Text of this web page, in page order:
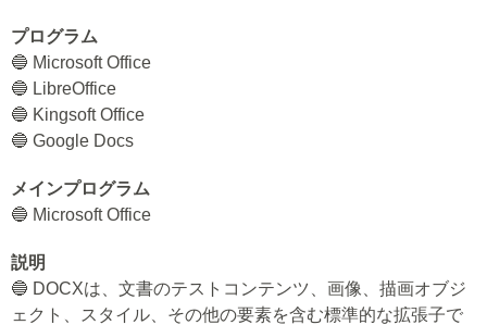
プログラム
🔵 Microsoft Office
🔵 LibreOffice
🔵 Kingsoft Office
🔵 Google Docs
メインプログラム
🔵 Microsoft Office
説明
🔵 DOCXは、文書のテストコンテンツ、画像、描画オブジ
ェクト、スタイル、その他の要素を含む標準的な拡張子で